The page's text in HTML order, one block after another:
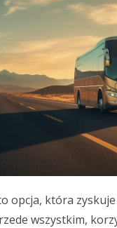
opcja, która
wszystkim,